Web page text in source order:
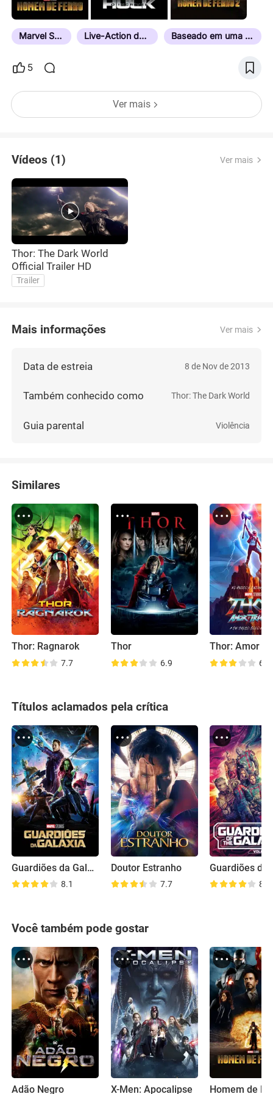
Marvel Studios Live-Action da Marvel Baseado em uma História em Quadrinhos
5
Ver mais
Vídeos (1) Ver mais
Thor: The Dark World
Official Trailer HD
Trailer
Mais informações Ver mais
Data de estreia 8 de Nov de 2013
Também conhecido como Thor: The Dark World
Guia parental Violência
Similares
Thor: Ragnarok
7.7
Thor
6.9 6.5
Títulos aclamados pela crítica
Guardiões da Galáxia
8.1
Doutor Estranho
7.7 8.1
Você também pode gostar
Adão Negro X-Men: Apocalipse Homem de